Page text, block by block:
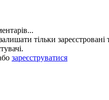
тільки зареєстровані
зареєструватися